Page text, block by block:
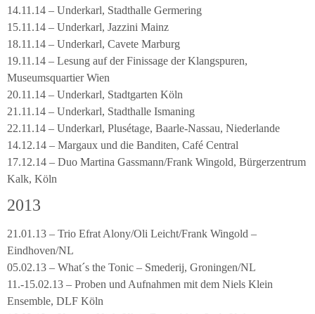
14.11.14 – Underkarl, Stadthalle Germering
15.11.14 – Underkarl, Jazzini Mainz
18.11.14 – Underkarl, Cavete Marburg
19.11.14 – Lesung auf der Finissage der Klangspuren,
Museumsquartier Wien
20.11.14 – Underkarl, Stadtgarten Köln
21.11.14 – Underkarl, Stadthalle Ismaning
22.11.14 – Underkarl, Plusétage, Baarle-Nassau, Niederlande
14.12.14 – Margaux und die Banditen, Café Central
17.12.14 – Duo Martina Gassmann/Frank Wingold, Bürgerzentrum
Kalk, Köln
2013
21.01.13 – Trio Efrat Alony/Oli Leicht/Frank Wingold –
Eindhoven/NL
05.02.13 – What´s the Tonic – Smederij, Groningen/NL
11.-15.02.13 – Proben und Aufnahmen mit dem Niels Klein
Ensemble, DLF Köln